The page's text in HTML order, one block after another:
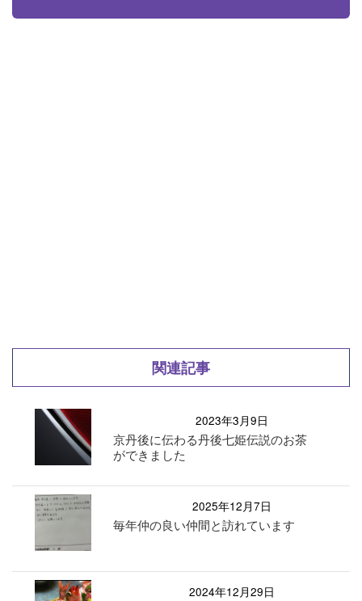
関連記事
2023年3月9日
京丹後に伝わる丹後七姫伝説のお茶
ができました
2025年12月7日
毎年仲の良い仲間と訪れています
2024年12月29日